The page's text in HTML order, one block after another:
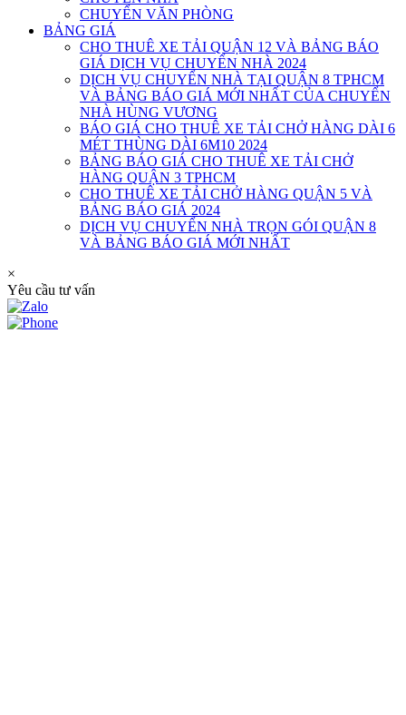
CHUYỂN VĂN PHÒNG
BẢNG GIÁ
CHO THUÊ XE TẢI QUẬN 12 VÀ BẢNG BÁO
GIÁ DỊCH VỤ CHUYỂN NHÀ 2024
DỊCH VỤ CHUYỂN NHÀ TẠI QUẬN 8 TPHCM
VÀ BẢNG BÁO GIÁ MỚI NHẤT CỦA CHUYỂN
NHÀ HÙNG VƯƠNG
BÁO GIÁ CHO THUÊ XE TẢI CHỞ HÀNG DÀI 6
MÉT THÙNG DÀI 6M10 2024
BẢNG BÁO GIÁ CHO THUÊ XE TẢI CHỞ
HÀNG QUẬN 3 TPHCM
CHO THUÊ XE TẢI CHỞ HÀNG QUẬN 5 VÀ
BẢNG BÁO GIÁ 2024
DỊCH VỤ CHUYỂN NHÀ TRỌN GÓI QUẬN 8
VÀ BẢNG BÁO GIÁ MỚI NHẤT
×
Yêu cầu tư vấn